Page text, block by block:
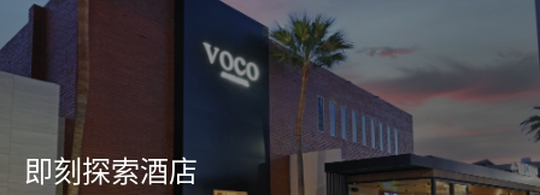
即刻探索酒店